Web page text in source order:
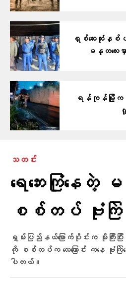
ရှစ်လေးလုံး
မန္တလေးမှ
ရန်ကုန်မြို့က
သတင်း
ရေဘေးကြုံနေတဲ့
စစ်တပ် ဗုံးကြဲ
ရှမ်းပြည်နယ်မြောက်ပိုင်းက မိုးကြီးပြီ
ကို စစ်တပ်က လေကြောင်း ကနေ ဗုံးက
ပါတယ်။